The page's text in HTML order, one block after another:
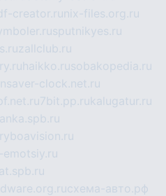
creator.ru nix-files.org.ru
sputnikyes.ru
zallclub.ru
haikko.rusobakopedia.ru
clock.net.ru
7bit.pp.rukalugatur.ru
схема-авто.рф